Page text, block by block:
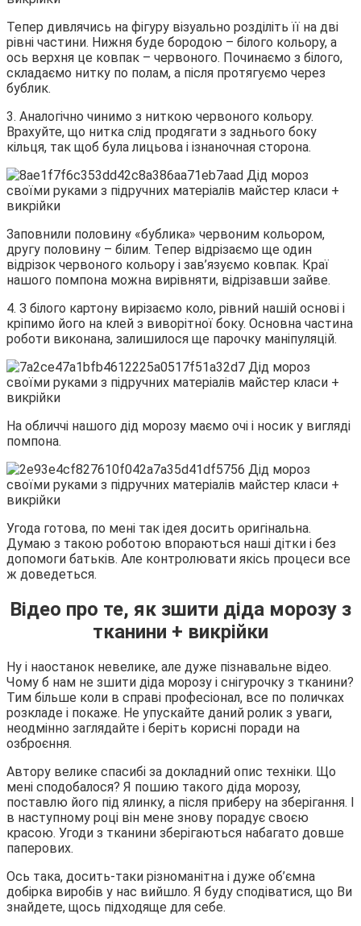
Тепер дивлячись на фігуру візуально розділіть її на дві
рівні частини. Нижня буде бородою – білого кольору, а
ось верхня це ковпак – червоного. Починаємо з білого,
складаємо нитку по полам, а після протягуємо через
бублик.
3. Аналогічно чинимо з ниткою червоного кольору.
Врахуйте, що нитка слід продягати з заднього боку
кільця, так щоб була лицьова і ізнаночная сторона.
Заповнили половину «бублика» червоним кольором,
другу половину – білим. Тепер відрізаємо ще один
відрізок червоного кольору і зав’язуємо ковпак. Краї
нашого помпона можна вирівняти, відрізавши зайве.
4. З білого картону вирізаємо коло, рівний нашій основі і
кріпимо його на клей з виворітної боку. Основна частина
роботи виконана, залишилося ще парочку маніпуляцій.
На обличчі нашого дід морозу маємо очі і носик у вигляді
помпона.
Угода готова, по мені так ідея досить оригінальна.
Думаю з такою роботою впораються наші дітки і без
допомоги батьків. Але контролювати якісь процеси все
ж доведеться.
Відео про те, як зшити діда морозу з
тканини + викрійки
Ну і наостанок невелике, але дуже пізнавальне відео.
Чому б нам не зшити діда морозу і снігурочку з тканини?
Тим більше коли в справі професіонал, все по поличках
розкладе і покаже. Не упускайте даний ролик з уваги,
неодмінно заглядайте і беріть корисні поради на
озброєння.
Автору велике спасибі за докладний опис техніки. Що
мені сподобалося? Я пошию такого діда морозу,
поставлю його під ялинку, а після приберу на зберігання. І
в наступному році він мене знову порадує своєю
красою. Угоди з тканини зберігаються набагато довше
паперових.
Ось така, досить-таки різноманітна і дуже об’ємна
добірка виробів у нас вийшло. Я буду сподіватися, що Ви
знайдете, щось підходяще для себе.